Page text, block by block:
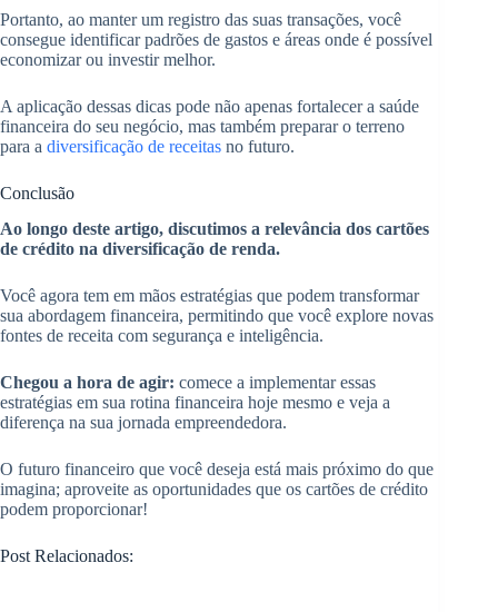
Portanto, ao manter um registro das suas transações, você
consegue identificar padrões de gastos e áreas onde é possível
economizar ou investir melhor.
A aplicação dessas dicas pode não apenas fortalecer a saúde
financeira do seu negócio, mas também preparar o terreno
para a diversificação de receitas no futuro.
Conclusão
Ao longo deste artigo, discutimos a relevância dos cartões
de crédito na diversificação de renda.
Você agora tem em mãos estratégias que podem transformar
sua abordagem financeira, permitindo que você explore novas
fontes de receita com segurança e inteligência.
Chegou a hora de agir: comece a implementar essas
estratégias em sua rotina financeira hoje mesmo e veja a
diferença na sua jornada empreendedora.
O futuro financeiro que você deseja está mais próximo do que
imagina; aproveite as oportunidades que os cartões de crédito
podem proporcionar!
Post Relacionados: